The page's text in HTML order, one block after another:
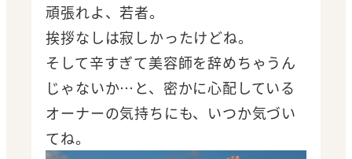
頑張れよ、若者。
挨拶なしは寂しかったけどね。
そして辛すぎて美容師を辞めちゃうん
じゃないか…と、密かに心配している
オーナーの気持ちにも、いつか気づい
てね。